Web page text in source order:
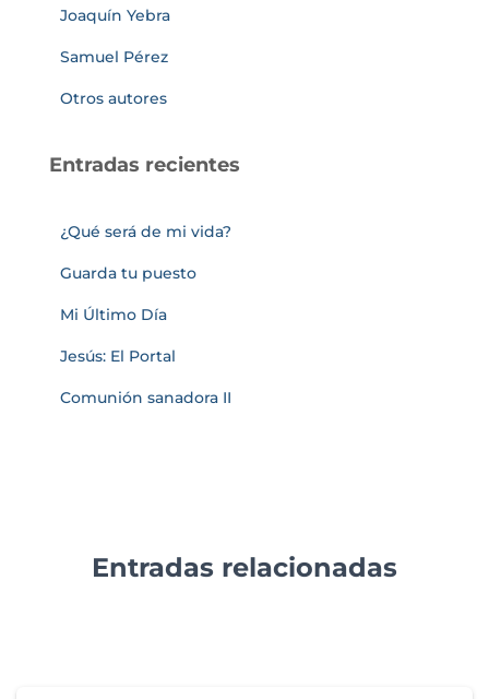
Joaquín Yebra
Samuel Pérez
Otros autores
Entradas recientes
¿Qué será de mi vida?
Guarda tu puesto
Mi Último Día
Jesús: El Portal
Comunión sanadora II
Entradas relacionadas